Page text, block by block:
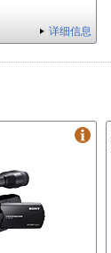
详细信息